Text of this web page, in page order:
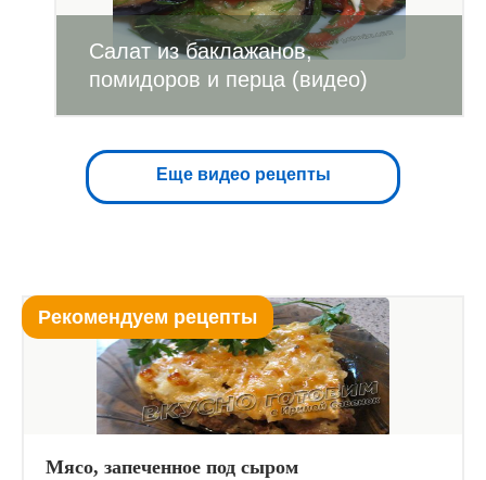
Салат из баклажанов,
помидоров и перца (видео)
Еще видео рецепты
Рекомендуем рецепты
Мясо, запеченное под сыром